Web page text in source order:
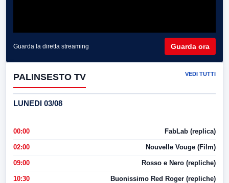
Guarda la diretta streaming Guarda ora
PALINSESTO TV VEDI TUTTI
LUNEDI 03/08
00:00 FabLab (replica)
02:00 Nouvelle Vouge (Film)
09:00 Rosso e Nero (repliche)
10:30 Buonissimo Red Roger (repliche)